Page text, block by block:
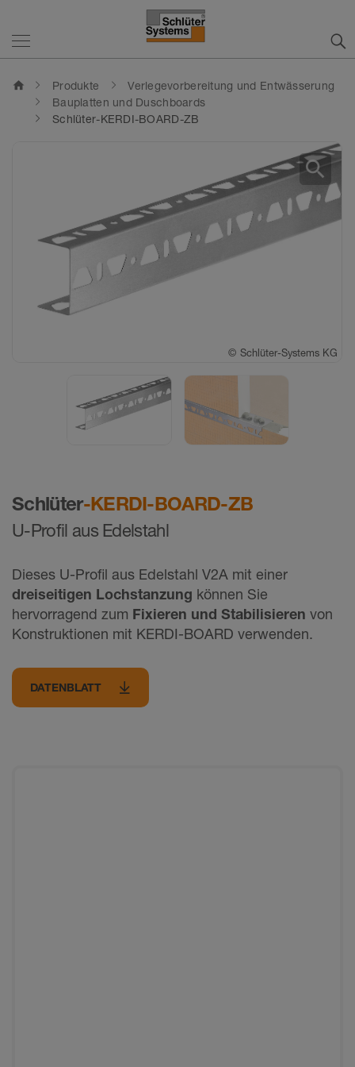
home Produkte
Verlegevorbereitung und Entwässerung
Bauplatten und Duschboards
Schlüter-KERDI-BOARD-ZB
Schlüter-KERDI-BOARD-ZB
U-Profil aus Edelstahl
Dieses U-Profil aus Edelstahl V2A mit einer
dreiseitigen Lochstanzung können Sie
hervorragend zum Fixieren und Stabilisieren von
Konstruktionen mit KERDI-BOARD verwenden.
DATENBLATT
© Schlüter-Systems KG
© Schlüter-Systems KG
search